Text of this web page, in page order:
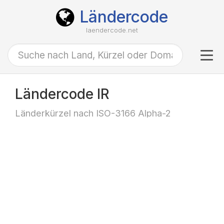
Ländercode
laendercode.net
Ländercode IR
Länderkürzel nach ISO-3166 Alpha-2